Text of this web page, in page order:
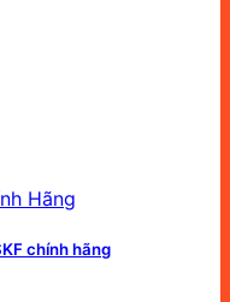
chính hãng